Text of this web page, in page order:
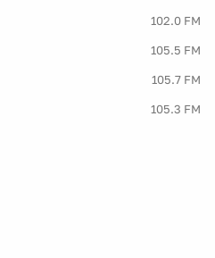
102.0 FM
105.5 FM
105.7 FM
105.3 FM